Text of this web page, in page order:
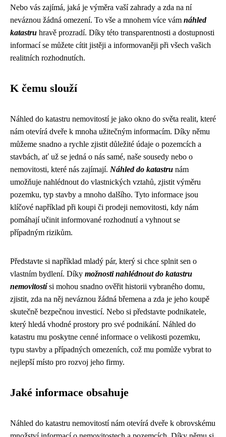
Nebo vás zajímá, jaká je výměra vaší zahrady a zda na ní
neváznou žádná omezení. To vše a mnohem více vám náhled
katastru hravě prozradí. Díky této transparentnosti a dostupnosti
informací se můžete cítit jistěji a informovaněji při všech vašich
realitních rozhodnutích.
K čemu slouží
Náhled do katastru nemovitostí je jako okno do světa realit, které
nám otevírá dveře k mnoha užitečným informacím. Díky němu
můžeme snadno a rychle zjistit důležité údaje o pozemcích a
stavbách, ať už se jedná o nás samé, naše sousedy nebo o
nemovitosti, které nás zajímají. Náhled do katastru nám
umožňuje nahlédnout do vlastnických vztahů, zjistit výměru
pozemku, typ stavby a mnoho dalšího. Tyto informace jsou
klíčové například při koupi či prodeji nemovitosti, kdy nám
pomáhají učinit informované rozhodnutí a vyhnout se
případným rizikům.
Představte si například mladý pár, který si chce splnit sen o
vlastním bydlení. Díky možnosti nahlédnout do katastru
nemovitostísi mohou snadno ověřit historii vybraného domu,
zjistit, zda na něj neváznou žádná břemena a zda je jeho koupě
skutečně bezpečnou investicí. Nebo si představte podnikatele,
který hledá vhodné prostory pro své podnikání. Náhled do
katastru mu poskytne cenné informace o velikosti pozemku,
typu stavby a případných omezeních, což mu pomůže vybrat to
nejlepší místo pro rozvoj jeho firmy.
Jaké informace obsahuje
Náhled do katastru nemovitostí nám otevírá dveře k obrovskému